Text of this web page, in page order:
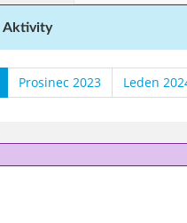
Aktivity
Prosinec 2023 Leden